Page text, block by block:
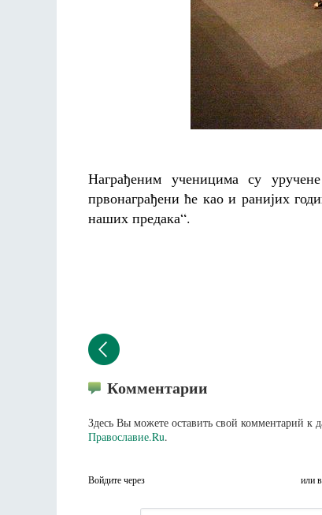
Награђеним ученицима су
првонаграђени ће као и ранијих
наших предака“.
Комментарии
Здесь Вы можете оставить свой комментарий к
Православие.Ru.
Войдите через или